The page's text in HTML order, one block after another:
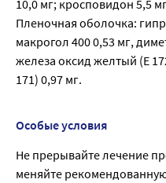
10,0 мг; кросповидон 5,5
Пленочная оболочка:
макрогол 400 0,53 мг,
железа оксид желтый (Е
171) 0,97 мг.
Особые условия
Не прерывайте лечение
меняйте